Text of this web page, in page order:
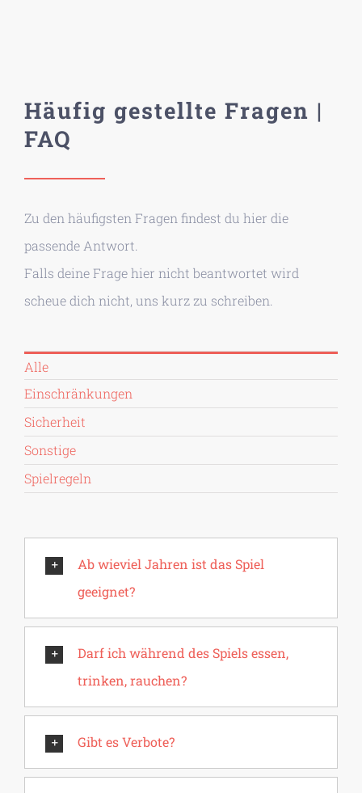
Häufig gestellte Fragen |
FAQ
Zu den häufigsten Fragen findest du hier die
passende Antwort.
Falls deine Frage hier nicht beantwortet wird
scheue dich nicht, uns kurz zu schreiben.
Alle
Einschränkungen
Sicherheit
Sonstige
Spielregeln
Ab wieviel Jahren ist das Spiel
geeignet?
Darf ich während des Spiels essen,
trinken, rauchen?
Gibt es Verbote?